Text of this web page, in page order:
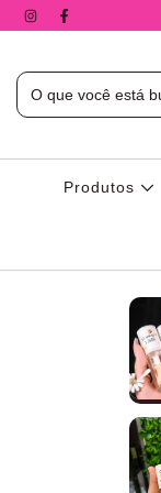
Produtos